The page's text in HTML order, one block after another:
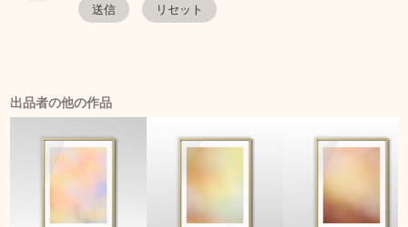
出品者の他の作品